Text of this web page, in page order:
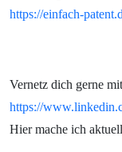
https://einfach-
Vernetz dich gerne
https://
Hier mache ich